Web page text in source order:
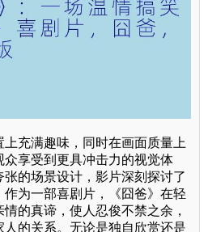
上充满趣味，同时在画面质量上
享受到更具冲击力的视觉体
的场景设计，影片深刻探讨了
为一部喜剧片，《囧爸》在轻
的真谛，使人忍俊不禁之余，
的关系。无论是独自欣赏还是